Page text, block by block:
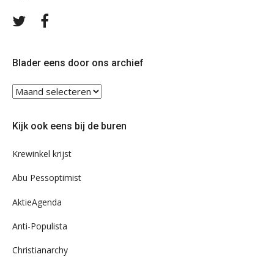
Volg
Blader eens door ons archief
Blader
ons
Kijk ook eens bij de buren
Krewinkel krijst
Abu Pessoptimist
AktieAgenda
Anti-Populista
Christianarchy